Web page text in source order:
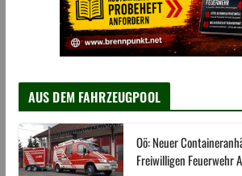
AUS DEM FAHRZEUGPOOL
Oö: Neuer
Freiwilligen Feuerwehr